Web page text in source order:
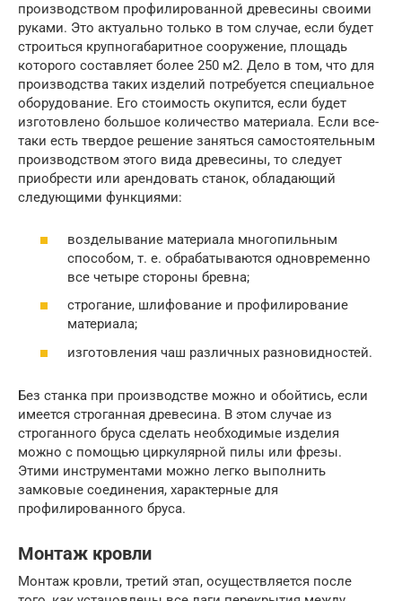
производством профилированной древесины своими
руками. Это актуально только в том случае, если будет
строиться крупногабаритное сооружение, площадь
которого составляет более 250 м2. Дело в том, что для
производства таких изделий потребуется специальное
оборудование. Его стоимость окупится, если будет
изготовлено большое количество материала. Если все-
таки есть твердое решение заняться самостоятельным
производством этого вида древесины, то следует
приобрести или арендовать станок, обладающий
следующими функциями:
возделывание материала многопильным
способом, т. е. обрабатываются одновременно
все четыре стороны бревна;
строгание, шлифование и профилирование
материала;
изготовления чаш различных разновидностей.
Без станка при производстве можно и обойтись, если
имеется строганная древесина. В этом случае из
строганного бруса сделать необходимые изделия
можно с помощью циркулярной пилы или фрезы.
Этими инструментами можно легко выполнить
замковые соединения, характерные для
профилированного бруса.
Монтаж кровли
Монтаж кровли, третий этап, осуществляется после